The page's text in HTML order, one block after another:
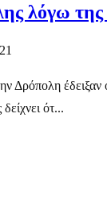
λόγω
Δρόπολη
ότ...